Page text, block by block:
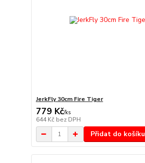
JerkFly 30cm Fire Tiger
779 Kč/ks
644 Kč bez DPH
Přidat do košíku